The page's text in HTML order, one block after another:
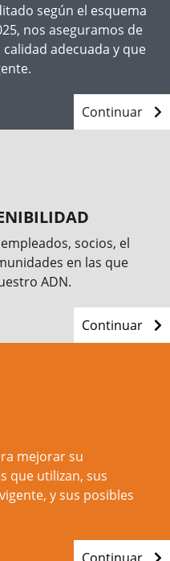
según el esquema
nos aseguramos de
adecuada y que
Continuar
socios, el
en las que
ADN.
Continuar
mejorar su
que utilizan, sus
y sus posibles